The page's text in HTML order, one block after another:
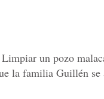
un pozo
la familia Guillén se